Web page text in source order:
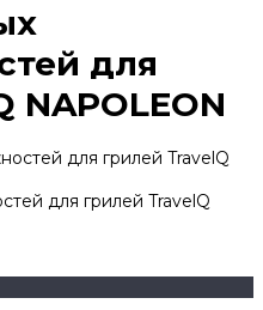
для
NAPOLEON
для грилей TravelQ